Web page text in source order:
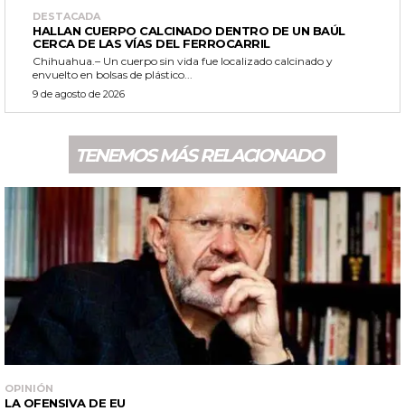
DESTACADA
HALLAN CUERPO CALCINADO DENTRO DE UN BAÚL
CERCA DE LAS VÍAS DEL FERROCARRIL
Chihuahua.– Un cuerpo sin vida fue localizado calcinado y
envuelto en bolsas de plástico...
9 de agosto de 2026
TENEMOS MÁS RELACIONADO
OPINIÓN
LA OFENSIVA DE EU